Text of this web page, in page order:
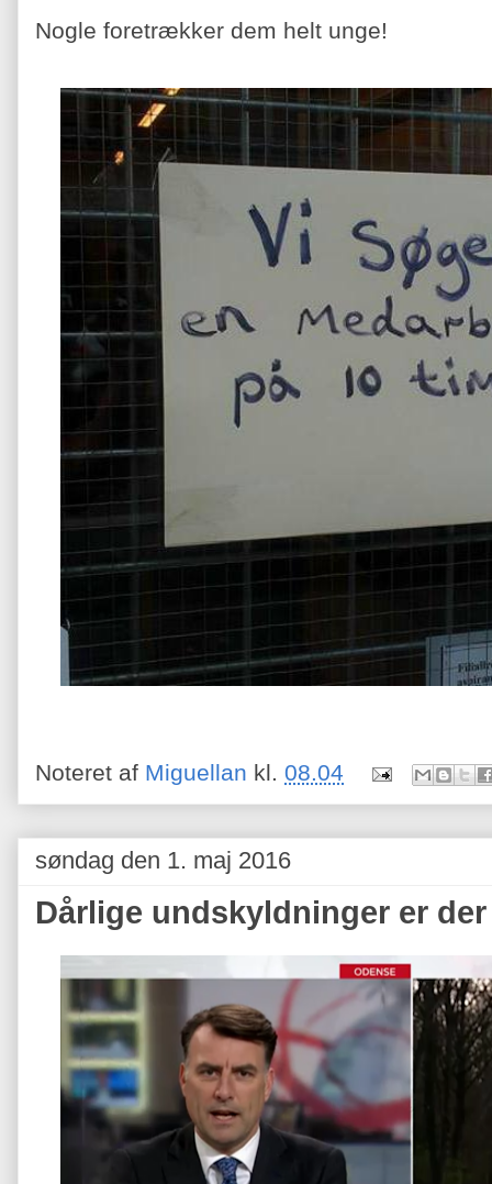
Nogle foretrækker dem helt unge!
Noteret af Miguellan kl. 08.04
søndag den 1. maj 2016
Dårlige undskyldninger er